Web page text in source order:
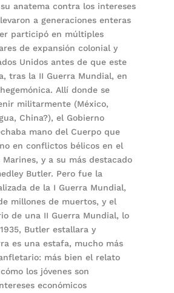
anatema contra los intereses
a generaciones enteras
participó en múltiples
de expansión colonial y
Unidos antes de que este
tras la II Guerra Mundial, en
Allí donde se
militarmente (México,
China?), el Gobierno
mano del Cuerpo que
en conflictos bélicos en el
Marines, y a su más destacado
Butler. Pero fue la
de la I Guerra Mundial,
millones de muertos, y el
de una II Guerra Mundial, lo
Butler estallara y
es una estafa, mucho más
más bien el relato
los jóvenes son
económicos